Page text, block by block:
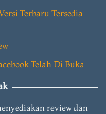
Terbaru Tersedia
Telah Di Buka
review dan